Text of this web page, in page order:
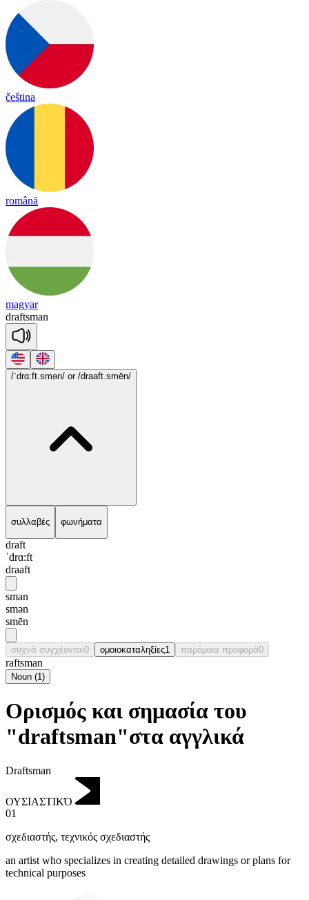
čeština
română
magyar
draftsman
/ˈdrɑ:ft.smən/ or /draaft.smēn/
συλλαβές φωνήματα
draft
ˈdrɑ:ft
draaft
sman
smən
smēn
συχνά συγχέονται0 ομοιοκαταληξίες1 παρόμοια προφορά0
raftsman
Noun (1)
Ορισμός και σημασία του
"draftsman"στα αγγλικά
Draftsman
ΟΥΣΙΑΣΤΙΚΌ
01
σχεδιαστής, τεχνικός σχεδιαστής
an artist who specializes in creating detailed drawings or plans for
technical purposes